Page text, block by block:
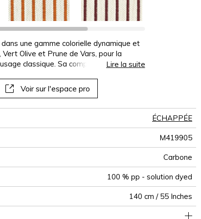
une gamme colorielle dynamique et
Olive et Prune de Vars, pour la
classique. Sa composition 100%
excellente solidité des couleurs à la
d'entretien. Le polypropylène présente
Lire la suite
Voir sur l'espace pro
ÉCHAPPÉE
M419905
Carbone
100 % pp - solution dyed
140 cm / 55 Inches
Raccord droit
25000
: 20.000 à 40.000 cycles (Martindale) et/ou 15,000
25000
De large
530
aw - 0.15
Italie
1 cm / 0 Inches
Séchage rapide